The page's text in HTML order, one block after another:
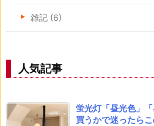
雑記 (6)
人気記事
蛍光灯「昼光色」
買うかで迷ったら